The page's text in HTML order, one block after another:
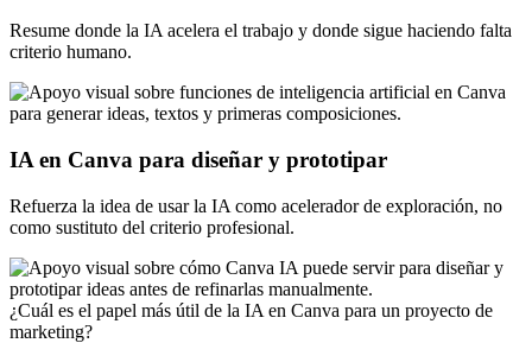
Resume donde la IA acelera el trabajo y donde sigue haciendo falta
criterio humano.
IA en Canva para diseñar y prototipar
Refuerza la idea de usar la IA como acelerador de exploración, no
como sustituto del criterio profesional.
¿Cuál es el papel más útil de la IA en Canva para un proyecto de
marketing?